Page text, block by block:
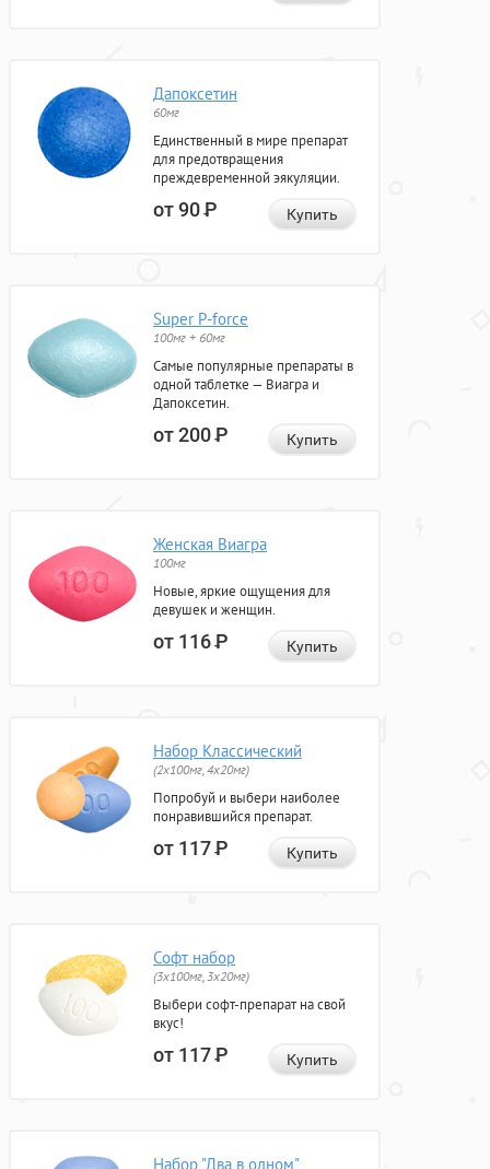
Дапоксетин
60мг
Единственный в мире препарат
для предотвращения
преждевременной эякуляции.
от 90Р Купить
Super P-force
100мг + 60мг
Самые популярные препараты в
одной таблетке — Виагра и
Дапоксетин.
от 200Р Купить
Женская Виагра
100мг
Новые, яркие ощущения для
девушек и женщин.
от 116Р Купить
Набор Классический
(2x100мг, 4x20мг)
Попробуй и выбери наиболее
понравившийся препарат.
от 117Р Купить
Софт набор
(3x100мг, 3x20мг)
Выбери софт-препарат на свой
вкус!
от 117Р Купить
Набор "Два в одном"